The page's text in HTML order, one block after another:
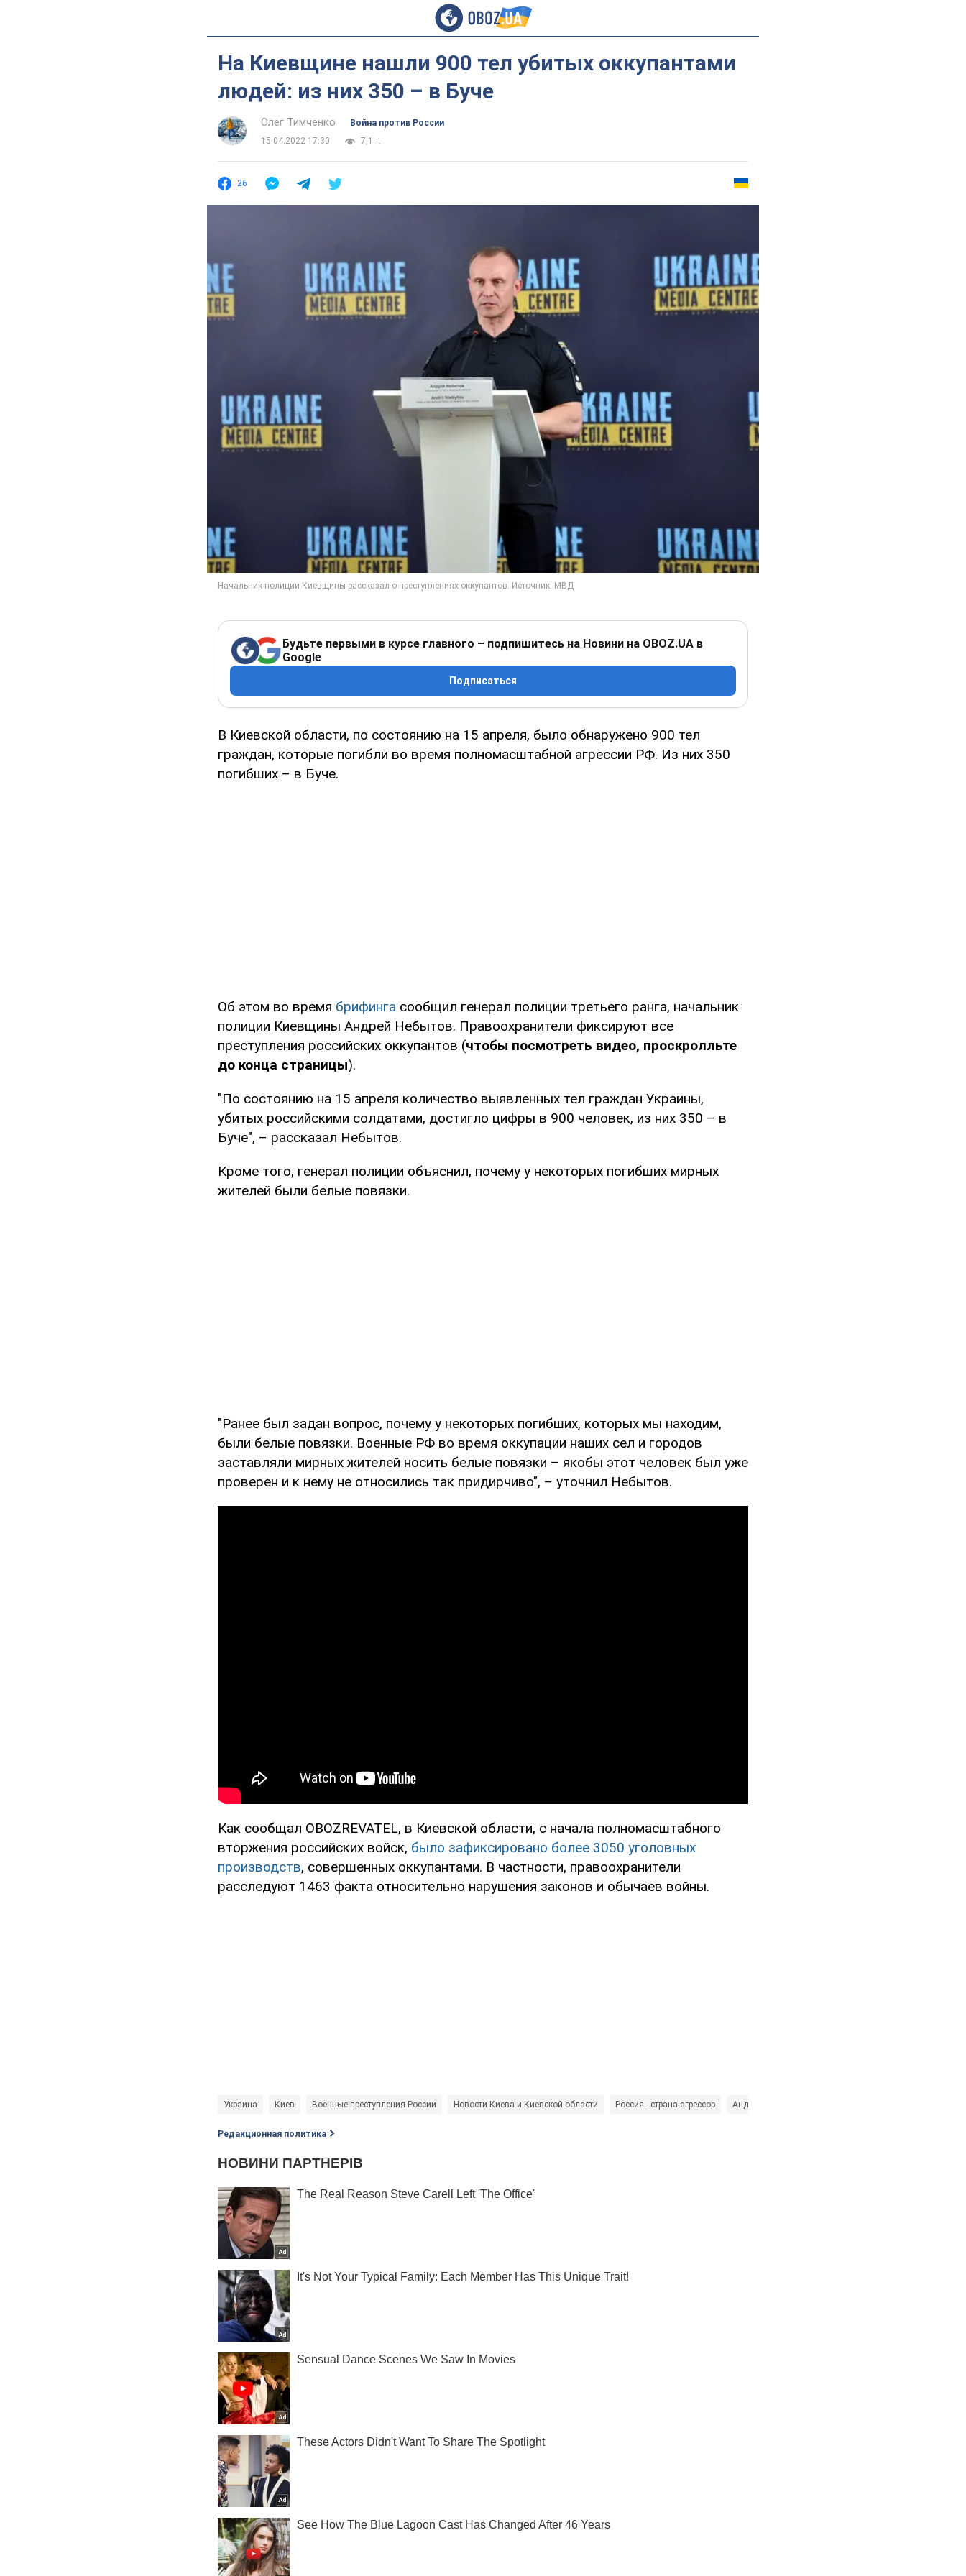
На Киевщине нашли 900 тел убитых оккупантами
людей: из них 350 – в Буче
Олег Тимченко
Война против России
15.04.2022 17:30
7,1 т.
26
Будьте первыми в курсе главного – подпишитесь на Новини на OBOZ.UA в
Google
Подписаться
В Киевской области, по состоянию на 15 апреля, было обнаружено 900 тел
граждан, которые погибли во время полномасштабной агрессии РФ. Из них 350
погибших – в Буче.
Об этом во время брифинга сообщил генерал полиции третьего ранга, начальник
полиции Киевщины Андрей Небытов. Правоохранители фиксируют все
преступления российских оккупантов (чтобы посмотреть видео, проскролльте
до конца страницы).
"По состоянию на 15 апреля количество выявленных тел граждан Украины,
убитых российскими солдатами, достигло цифры в 900 человек, из них 350 – в
Буче", – рассказал Небытов.
Кроме того, генерал полиции объяснил, почему у некоторых погибших мирных
жителей были белые повязки.
"Ранее был задан вопрос, почему у некоторых погибших, которых мы находим,
были белые повязки. Военные РФ во время оккупации наших сел и городов
заставляли мирных жителей носить белые повязки – якобы этот человек был уже
проверен и к нему не относились так придирчиво", – уточнил Небытов.
Как сообщал OBOZREVATEL, в Киевской области, с начала полномасштабного
вторжения российских войск, было зафиксировано более 3050 уголовных
производств, совершенных оккупантами. В частности, правоохранители
расследуют 1463 факта относительно нарушения законов и обычаев войны.
Украина Киев Военные преступления России Новости Киева и Киевской области Россия - страна-агрессор Андрей Небытов
Редакционная политика